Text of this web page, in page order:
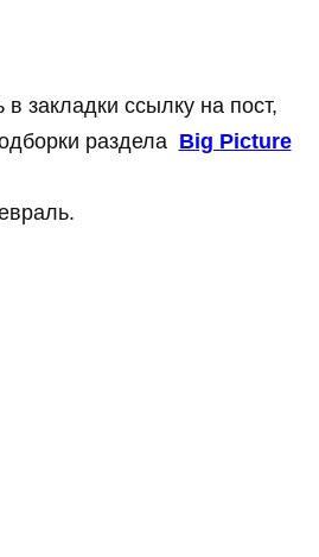
закладки ссылку на пост,
раздела Big Picture